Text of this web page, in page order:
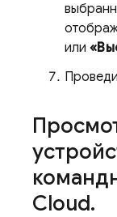
или
Cloud.